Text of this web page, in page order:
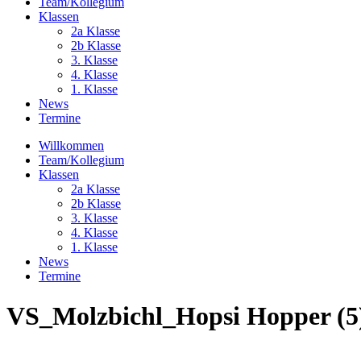
Klassen
2a Klasse
2b Klasse
3. Klasse
4. Klasse
1. Klasse
News
Termine
Willkommen
Team/Kollegium
Klassen
2a Klasse
2b Klasse
3. Klasse
4. Klasse
1. Klasse
News
Termine
VS_Molzbichl_Hopsi Hopper